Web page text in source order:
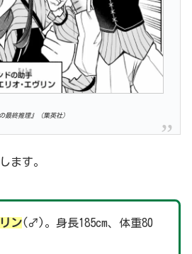
最終推理』（集英社）
ます。
ン(♂)。身長185cm、体重80